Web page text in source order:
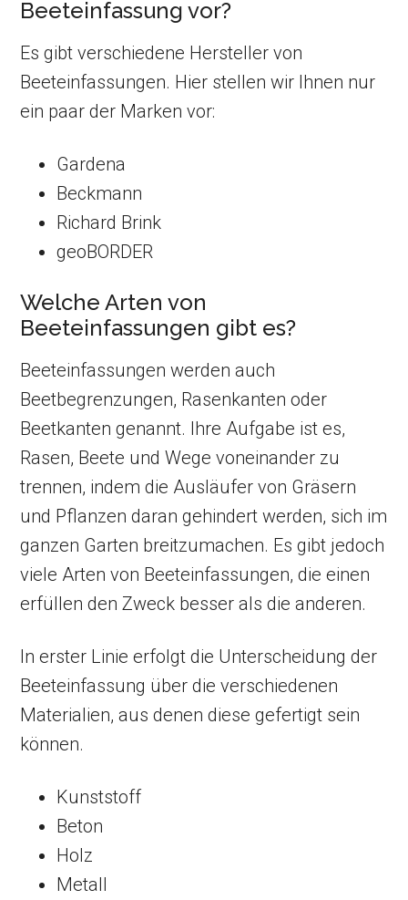
Beeteinfassung vor?
Es gibt verschiedene Hersteller von
Beeteinfassungen. Hier stellen wir Ihnen nur
ein paar der Marken vor:
Gardena
Beckmann
Richard Brink
geoBORDER
Welche Arten von
Beeteinfassungen gibt es?
Beeteinfassungen werden auch
Beetbegrenzungen, Rasenkanten oder
Beetkanten genannt. Ihre Aufgabe ist es,
Rasen, Beete und Wege voneinander zu
trennen, indem die Ausläufer von Gräsern
und Pflanzen daran gehindert werden, sich im
ganzen Garten breitzumachen. Es gibt jedoch
viele Arten von Beeteinfassungen, die einen
erfüllen den Zweck besser als die anderen.
In erster Linie erfolgt die Unterscheidung der
Beeteinfassung über die verschiedenen
Materialien, aus denen diese gefertigt sein
können.
Kunststoff
Beton
Holz
Metall